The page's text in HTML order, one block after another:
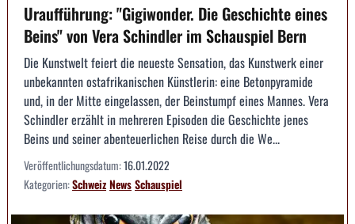
Uraufführung: "Gigiwonder. Die Geschichte eines
Beins" von Vera Schindler im Schauspiel Bern
Die Kunstwelt feiert die neueste Sensation, das Kunstwerk einer
unbekannten ostafrikanischen Künstlerin: eine Betonpyramide
und, in der Mitte eingelassen, der Beinstumpf eines Mannes. Vera
Schindler erzählt in mehreren Episoden die Geschichte jenes
Beins und seiner abenteuerlichen Reise durch die We...
Veröffentlichungsdatum:16.01.2022
Kategorien:SchweizNewsSchauspiel